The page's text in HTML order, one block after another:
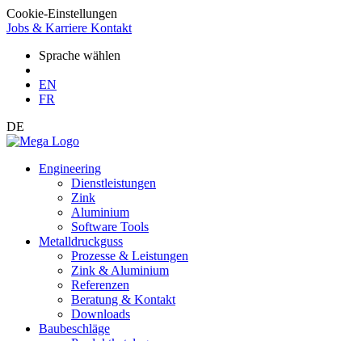
Cookie-Einstellungen
Jobs & Karriere Kontakt
Sprache wählen
EN
FR
DE
Engineering
Dienstleistungen
Zink
Aluminium
Software Tools
Metalldruckguss
Prozesse & Leistungen
Zink & Aluminium
Referenzen
Beratung & Kontakt
Downloads
Baubeschläge